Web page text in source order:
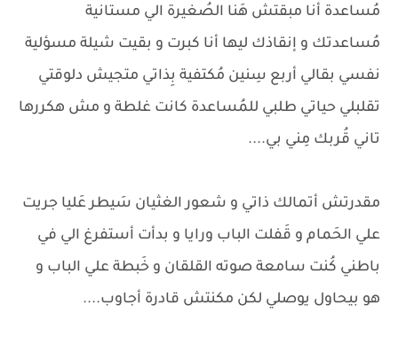
مُساعدة أنا مبقتش هَنا الصُغيرة الي مستانية
مُساعدتك و إنقاذك ليها أنا كبرت و بقيت شيلة مسؤلية
نفسي بقالي أربع سِنين مُكتفية بِذاتي متجيش دلوقتي
تقلبلي حياتي طلبي للمُساعدة كانت غلطة و مش هكررها
تاني قُربك مِني بي....
مقدرتش أتمالك ذاتي و شعور الغثيان سَيطر عَليا جريت
علي الحَمام و قَفلت الباب ورايا و بدأت أستفرغ الي في
باطني كُنت سامعة صوته القلقان و خَبطة علي الباب و
هو بيحاول يوصلي لكن مكنتش قادرة أجاوب....